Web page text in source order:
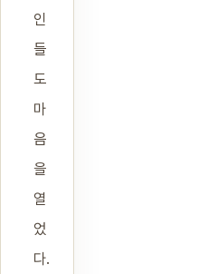
인
들
도
마
음
을
열
었
다.